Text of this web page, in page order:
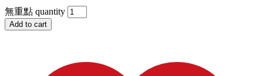
無重點 quantity
Add to cart